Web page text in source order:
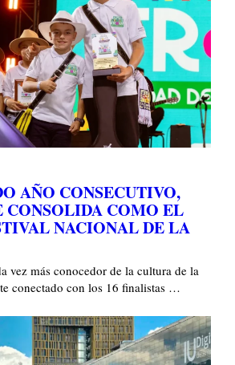
AÑO CONSECUTIVO,
CONSOLIDA COMO EL
NACIONAL DE LA
vez más conocedor de la cultura de la
conectado con los 16 finalistas …